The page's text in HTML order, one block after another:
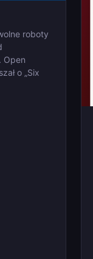
roboty
Open
o „Six